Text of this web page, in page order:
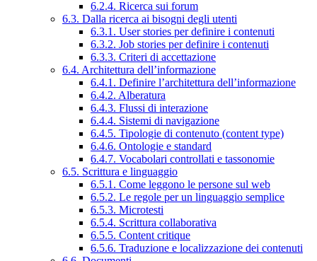
6.2.4. Ricerca sui forum
6.3. Dalla ricerca ai bisogni degli utenti
6.3.1. User stories per definire i contenuti
6.3.2. Job stories per definire i contenuti
6.3.3. Criteri di accettazione
6.4. Architettura dell’informazione
6.4.1. Definire l’architettura dell’informazione
6.4.2. Alberatura
6.4.3. Flussi di interazione
6.4.4. Sistemi di navigazione
6.4.5. Tipologie di contenuto (content type)
6.4.6. Ontologie e standard
6.4.7. Vocabolari controllati e tassonomie
6.5. Scrittura e linguaggio
6.5.1. Come leggono le persone sul web
6.5.2. Le regole per un linguaggio semplice
6.5.3. Microtesti
6.5.4. Scrittura collaborativa
6.5.5. Content critique
6.5.6. Traduzione e localizzazione dei contenuti